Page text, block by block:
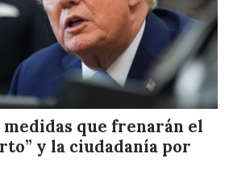
que frenarán el
y la ciudadanía por